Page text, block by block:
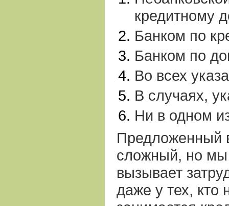
кредитному
Банком по
Банком по
Во всех
В случаях,
Ни в одном
Предложенный
сложный, но мы
вызывает
даже у тех, кто